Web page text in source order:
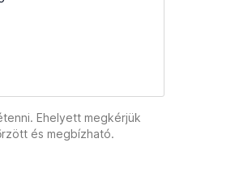
Ehelyett megkérjük
és megbízható.